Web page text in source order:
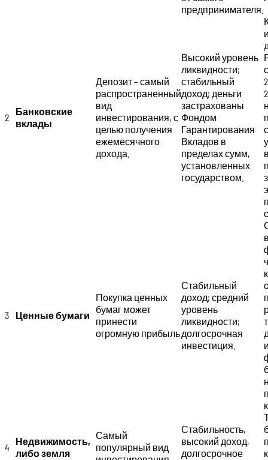
предпринимателя.
2
Банковские
вклады
Депозит – самый
распространенный
вид
инвестирования, с
целью получения
ежемесячного
дохода.
Высокий уровень
ликвидности;
стабильный
доход; деньги
застрахованы
Фондом
Гарантирования
Вкладов в
пределах сумм,
установленных
государством.
с
3 Ценные бумаги
Покупка ценных
бумаг может
принести
огромную прибыль
Стабильный
доход; средний
уровень
ликвидности;
долгосрочная
инвестиция.
4
Недвижимость,
либо земля
Самый
популярный вид
Стабильность,
высокий доход,
долгосрочное